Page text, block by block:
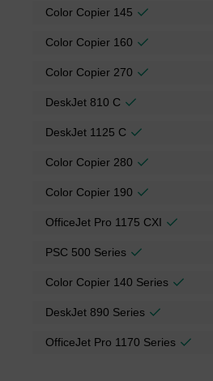
Color Copier 145
Color Copier 160
Color Copier 270
DeskJet 810 C
DeskJet 1125 C
Color Copier 280
Color Copier 190
OfficeJet Pro 1175 CXI
PSC 500 Series
Color Copier 140 Series
DeskJet 890 Series
OfficeJet Pro 1170 Series